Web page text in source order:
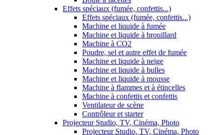
Effets spéciaux (fumée, confettis...)
Effets spéciaux (fumée, confettis...)
Machine et liquide à fumée
Machine et liquide à brouillard
Machine à CO2
Poudre, sel et autre effet de fumée
Machine et liquide à neige
Machine et liquide à bulles
Machine et liquide à mousse
Machine à flammes et à étincelles
Machine à confettis et confettis
Ventilateur de scène
Contrôleur et starter
Projecteur Studio, TV, Cinéma, Photo
Projecteur Studio, TV, Cinéma, Photo